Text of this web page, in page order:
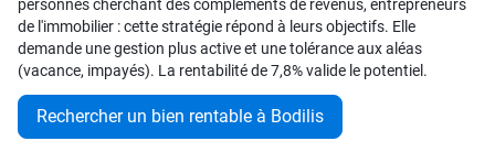
personnes cherchant des compléments de revenus, entrepreneurs
de l'immobilier : cette stratégie répond à leurs objectifs. Elle
demande une gestion plus active et une tolérance aux aléas
(vacance, impayés). La rentabilité de 7,8% valide le potentiel.
Rechercher un bien rentable à Bodilis